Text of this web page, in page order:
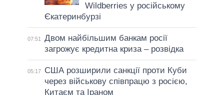
Wildberries у російському
Єкатеринбурзі
07:51
Двом найбільшим банкам росії
загрожує кредитна криза – розвідка
05:17
США розширили санкції проти Куби
через військову співпрацю з росією,
Китаєм та Іраном